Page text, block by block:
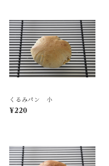
くるみパン 小
¥220